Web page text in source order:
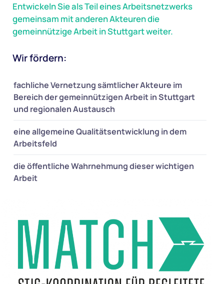
Entwickeln Sie als Teil eines Arbeitsnetzwerks
gemeinsam mit anderen Akteuren die
gemeinnützige Arbeit in Stuttgart weiter.
Wir fördern:
fachliche Vernetzung sämtlicher Akteure im
Bereich der gemeinnützigen Arbeit in Stuttgart
und regionalen Austausch
eine allgemeine Qualitätsentwicklung in dem
Arbeitsfeld
die öffentliche Wahrnehmung dieser wichtigen
Arbeit